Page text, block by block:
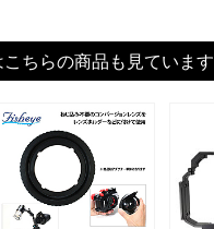
ちらの商品も見ています